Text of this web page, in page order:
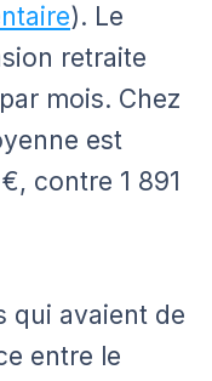
). Le
retraite
mois. Chez
est
contre 1 891
qui avaient de
entre le